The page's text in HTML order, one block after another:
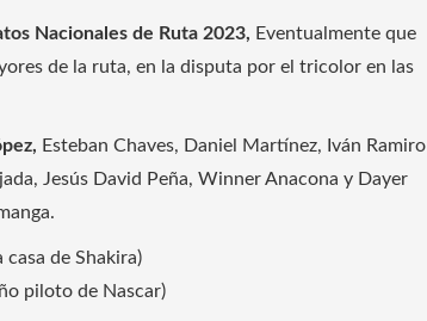
Nacionales de Ruta 2023, Eventualmente que
de la ruta, en la disputa por el tricolor en las
Esteban Chaves, Daniel Martínez, Iván Ramiro
Jesús David Peña, Winner Anacona y Dayer
casa de Shakira)
piloto de Nascar)